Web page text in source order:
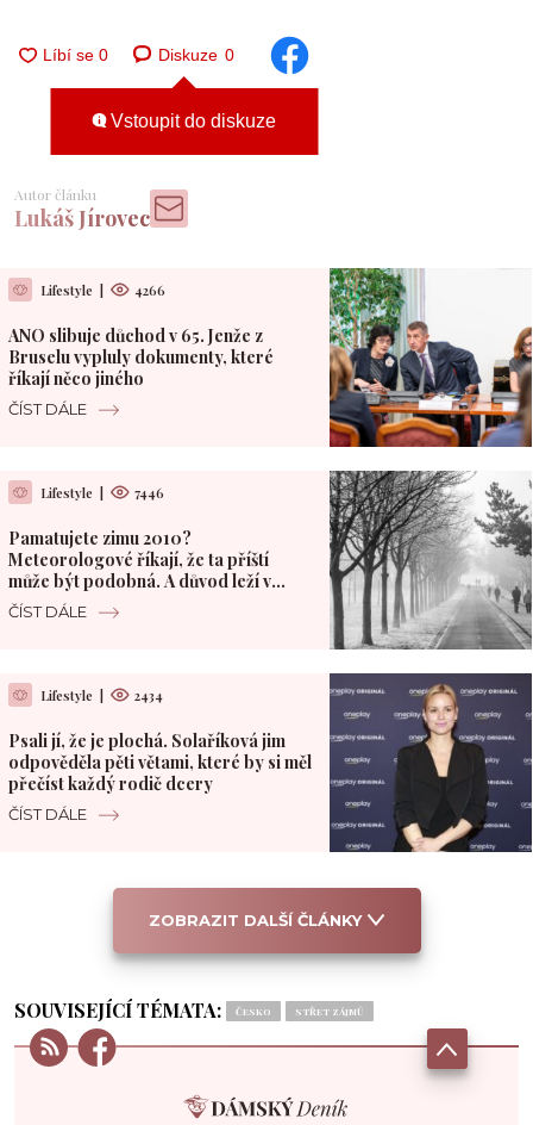
Diskuze 0
Vstoupit do diskuze
Autor článku
Lukáš Jírovec
Lifestyle 4266
ANO slibuje důchod v 65. Jenže z
Bruselu vypluly dokumenty, které
říkají něco jiného
ČÍST DÁLE
Lifestyle 7446
Pamatujete zimu 2010?
Meteorologové říkají, že ta příští
může být podobná. A důvod leží v
Pacifiku
ČÍST DÁLE
Lifestyle 2434
Psali jí, že je plochá. Solaříková jim
odpověděla pěti větami, které by si měl
přečíst každý rodič dcery
ČÍST DÁLE
ZOBRAZIT DALŠÍ ČLÁNKY
SOUVISEJÍCÍ TÉMATA: ČESKO STŘET ZÁJMŮ